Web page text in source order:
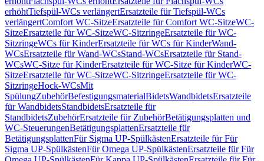
erhöhtTiefspül-WCs verlängertErsatzteile für Tiefspül-WCs
verlängertComfort WC-SitzeErsatzteile für Comfort WC-SitzeWC-
SitzeErsatzteile für WC-SitzeWC-SitzringeErsatzteile für WC-
SitzringeWCs für KinderErsatzteile für WCs für KinderWand-
WCsErsatzteile für Wand-WCsStand-WCsErsatzteile für Stand-
WCsWC-Sitze für KinderErsatzteile für WC-Sitze für KinderWC-
SitzeErsatzteile für WC-SitzeWC-SitzringeErsatzteile für WC-
SitzringeHock-WCsMit
SpülungZubehörBefestigungsmaterialBidetsWandbidetsErsatzteile
für WandbidetsStandbidetsErsatzteile für
StandbidetsZubehörErsatzteile für ZubehörBetätigungsplatten und
WC-SteuerungenBetätigungsplattenErsatzteile für
BetätigungsplattenFür Sigma UP-SpülkästenErsatzteile für Für
Sigma UP-SpülkästenFür Omega UP-SpülkästenErsatzteile für Für